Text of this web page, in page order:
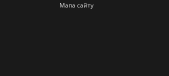
Мапа сайту